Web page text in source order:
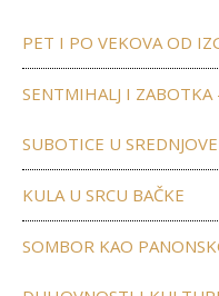
PET I PO VEKOVA OD
SENTMIHALJ I
SUBOTICE U
KULA U SRCU BAČKE
SOMBOR KAO